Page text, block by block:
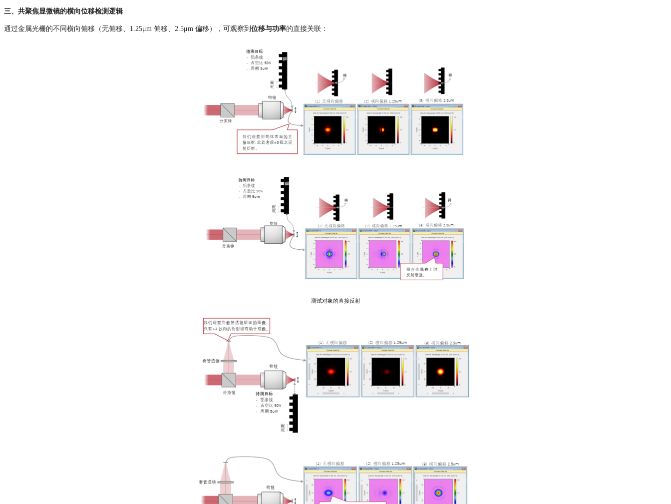
三、共聚焦显微镜的横向位移检测逻辑
通过金属光栅的不同横向偏移（无偏移、1.25μm 偏移、2.5μm 偏移），可观察到 位移与功率的直接关联：
测试对象的直接反射